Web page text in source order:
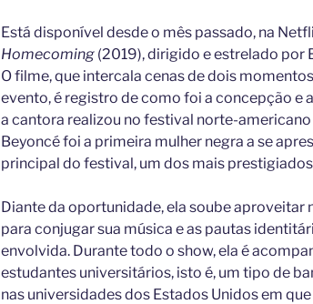
Está disponível desde o mês passado, na
Homecoming (2019), dirigido e estrelado por
O filme, que intercala cenas de dois
evento, é registro de como foi a concepção e
a cantora realizou no festival norte-
Beyoncé foi a primeira mulher negra a se
principal do festival, um dos mais
Diante da oportunidade, ela soube aproveitar
para conjugar sua música e as pautas
envolvida. Durante todo o show, ela é
estudantes universitários, isto é, um tipo de
nas universidades dos Estados Unidos em